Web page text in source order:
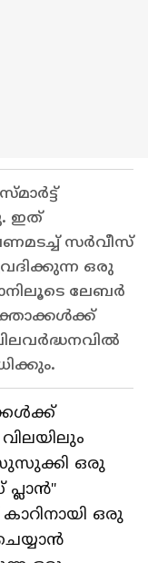
ഇത്
സർവീസ്
ഒരു
ലേബർ
സുസുക്കി ഒരു
ഒരു